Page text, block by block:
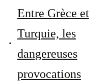
Entre Grèce et
Turquie, les
dangereuses
provocations